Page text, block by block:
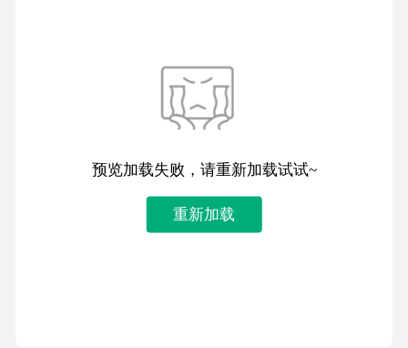
预览加载失败，请重新加载试试~
重新加载